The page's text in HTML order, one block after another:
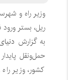
وزیر راه و
ریل، بستر
به گزارش
حمل‌ونقل
کشور، وزیر